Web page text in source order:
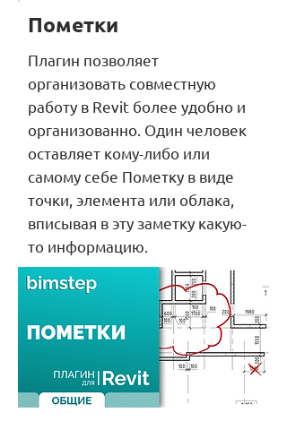
Пометки
Плагин позволяет
организовать совместную
работу в Revit более удобно и
организованно. Один человек
оставляет кому-либо или
самому себе Пометку в виде
точки, элемента или облака,
вписывая в эту заметку какую-
то информацию.